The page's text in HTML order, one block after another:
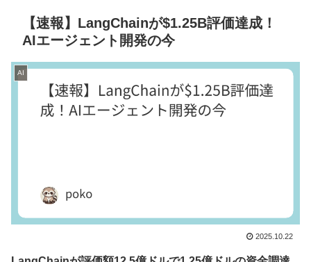
【速報】LangChainが$1.25B評価達成！
AIエージェント開発の今
AI
2025.10.22